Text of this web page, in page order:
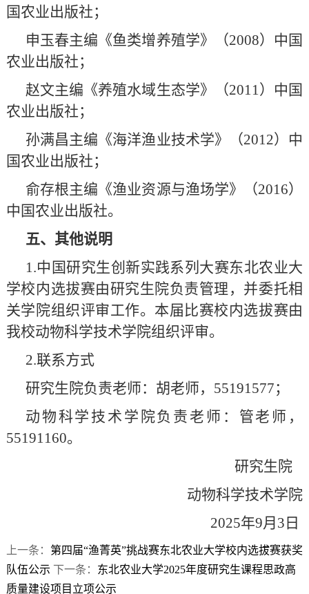
国农业出版社；
申玉春主编《鱼类增养殖学》（2008）中国
农业出版社；
赵文主编《养殖水域生态学》（2011）中国
农业出版社；
孙满昌主编《海洋渔业技术学》（2012）中
国农业出版社；
俞存根主编《渔业资源与渔场学》（2016）
中国农业出版社。
五、其他说明
1.中国研究生创新实践系列大赛东北农业大
学校内选拔赛由研究生院负责管理，并委托相
关学院组织评审工作。本届比赛校内选拔赛由
我校动物科学技术学院组织评审。
2.联系方式
研究生院负责老师：胡老师，55191577；
动物科学技术学院负责老师：管老师，
55191160。
研究生院
动物科学技术学院
2025年9月3日
上一条： 第四届“渔菁英”挑战赛东北农业大学校内选拔赛获奖
队伍公示 下一条： 东北农业大学2025年度研究生课程思政高
质量建设项目立项公示